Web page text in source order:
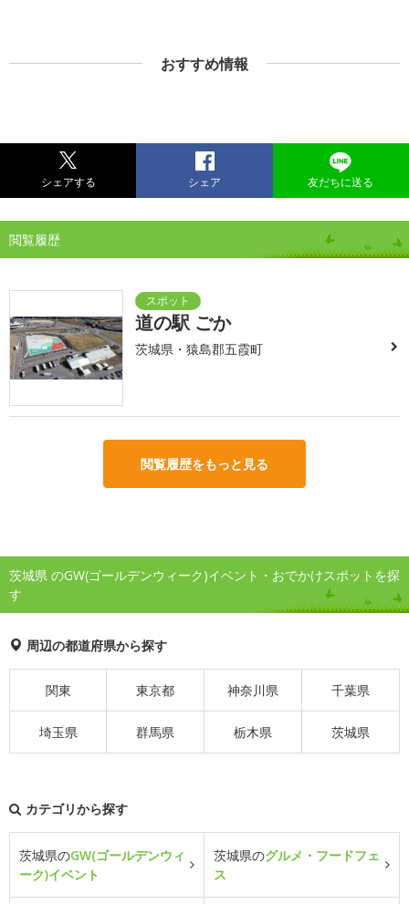
おすすめ情報
シェアする シェア 友だちに送る
閲覧履歴
道の駅 ごか
茨城県・猿島郡五霞町
閲覧履歴をもっと見る
茨城県 のGW(ゴールデンウィーク)イベント・おでかけスポットを探
す
周辺の都道府県から探す
関東 東京都 神奈川県 千葉県
埼玉県 群馬県 栃木県 茨城県
カテゴリから探す
茨城県のGW(ゴールデンウィ
ーク)イベント
茨城県のグルメ・フードフェ
ス